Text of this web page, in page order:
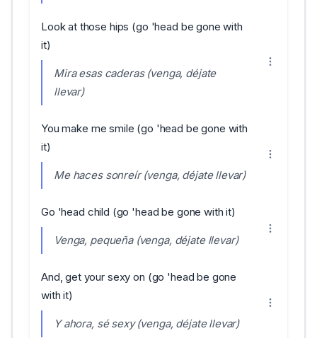
Look at those hips (go 'head be gone with
it)
Mira esas caderas (venga, déjate
llevar)
You make me smile (go 'head be gone with
it)
Me haces sonreír (venga, déjate llevar)
Go 'head child (go 'head be gone with it)
Venga, pequeña (venga, déjate llevar)
And, get your sexy on (go 'head be gone
with it)
Y ahora, sé sexy (venga, déjate llevar)